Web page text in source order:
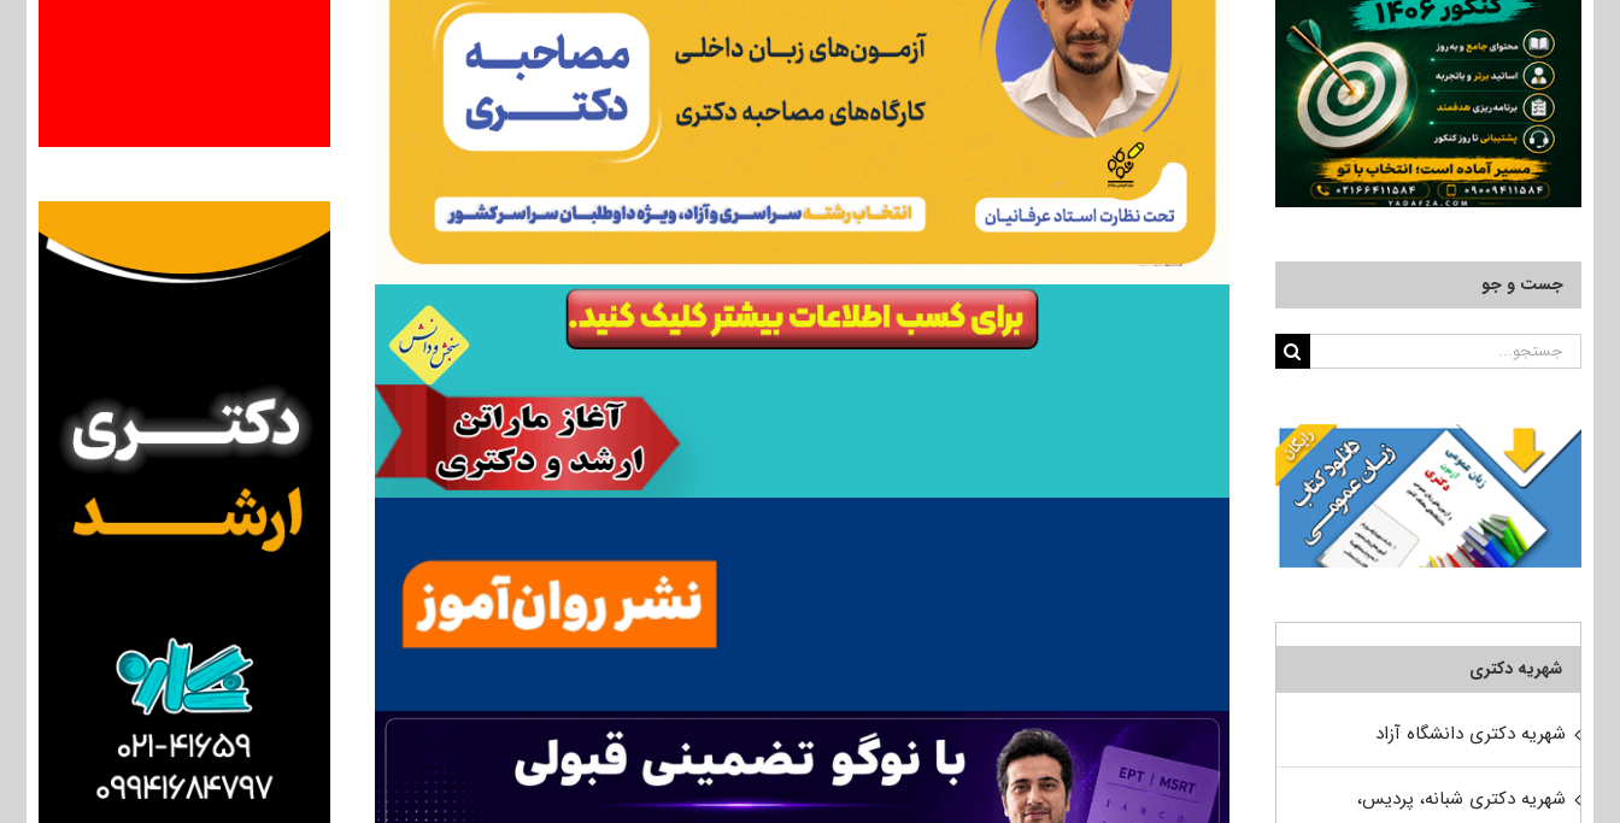
جست و جو
جستجو
شهریه دکتری
شهریه دکتری دانشگاه آزاد
شهریه دکتری شبانه، پردیس،